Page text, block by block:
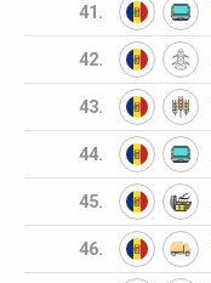
41.
42.
43.
44.
45.
46.